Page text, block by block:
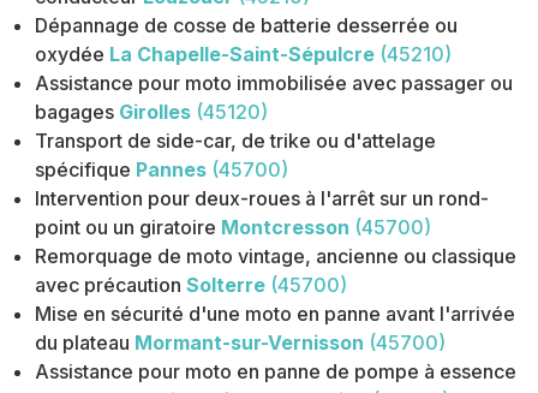
Dépannage de cosse de batterie desserrée ou
oxydée La Chapelle-Saint-Sépulcre (45210)
Assistance pour moto immobilisée avec passager ou
bagages Girolles (45120)
Transport de side-car, de trike ou d'attelage
spécifique Pannes (45700)
Intervention pour deux-roues à l'arrêt sur un rond-
point ou un giratoire Montcresson (45700)
Remorquage de moto vintage, ancienne ou classique
avec précaution Solterre (45700)
Mise en sécurité d'une moto en panne avant l'arrivée
du plateau Mormant-sur-Vernisson (45700)
Assistance pour moto en panne de pompe à essence